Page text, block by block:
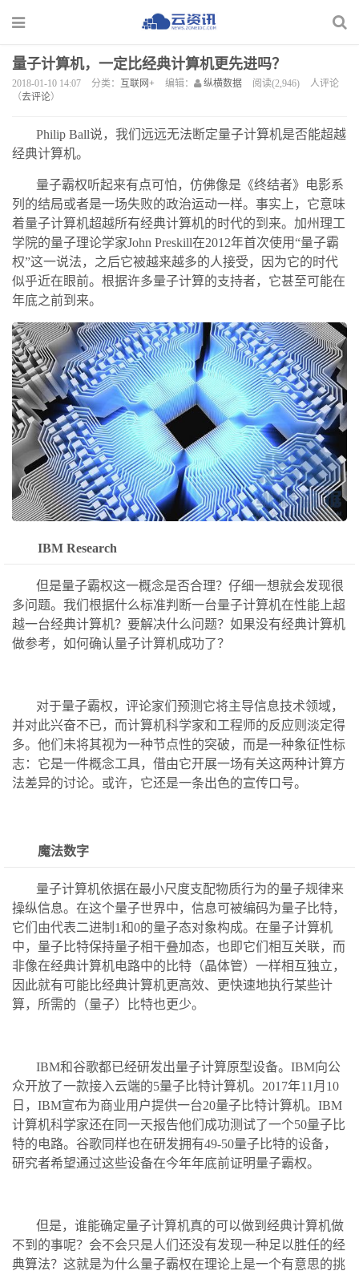
量子计算机，一定比经典计算机更先进吗？
2018-01-10 14:07 分类： 互联网+ 编辑： 纵横数据 阅读(2,946)
人评论
（去评论）
Philip Ball说，我们远远无法断定量子计算机是否能超越
经典计算机。
量子霸权听起来有点可怕，仿佛像是《终结者》电影系
列的结局或者是一场失败的政治运动一样。事实上，它意味
着量子计算机超越所有经典计算机的时代的到来。加州理工
学院的量子理论学家John Preskill在2012年首次使用“量子霸
权”这一说法，之后它被越来越多的人接受，因为它的时代
似乎近在眼前。根据许多量子计算的支持者，它甚至可能在
年底之前到来。
IBM Research
但是量子霸权这一概念是否合理？仔细一想就会发现很
多问题。我们根据什么标准判断一台量子计算机在性能上超
越一台经典计算机？要解决什么问题？如果没有经典计算机
做参考，如何确认量子计算机成功了？
对于量子霸权，评论家们预测它将主导信息技术领域，
并对此兴奋不已，而计算机科学家和工程师的反应则淡定得
多。他们未将其视为一种节点性的突破，而是一种象征性标
志：它是一件概念工具，借由它开展一场有关这两种计算方
法差异的讨论。或许，它还是一条出色的宣传口号。
魔法数字
量子计算机依据在最小尺度支配物质行为的量子规律来
操纵信息。在这个量子世界中，信息可被编码为量子比特，
它们由代表二进制1和0的量子态对象构成。在量子计算机
中，量子比特保持量子相干叠加态，也即它们相互关联，而
非像在经典计算机电路中的比特（晶体管）一样相互独立，
因此就有可能比经典计算机更高效、更快速地执行某些计
算，所需的（量子）比特也更少。
IBM和谷歌都已经研发出量子计算原型设备。IBM向公
众开放了一款接入云端的5量子比特计算机。2017年11月10
日，IBM宣布为商业用户提供一台20量子比特计算机。IBM
计算机科学家还在同一天报告他们成功测试了一个50量子比
特的电路。谷歌同样也在研发拥有49-50量子比特的设备，
研究者希望通过这些设备在今年年底前证明量子霸权。
但是，谁能确定量子计算机真的可以做到经典计算机做
不到的事呢？会不会只是人们还没有发现一种足以胜任的经
典算法？这就是为什么量子霸权在理论上是一个有意思的挑